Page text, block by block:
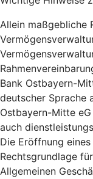
Allein maßgebliche
Bank Ostbayern-
deutscher Sprache
Ostbayern-Mitte
auch
Die Eröffnung
Rechtsgrundlage
Allgemeinen